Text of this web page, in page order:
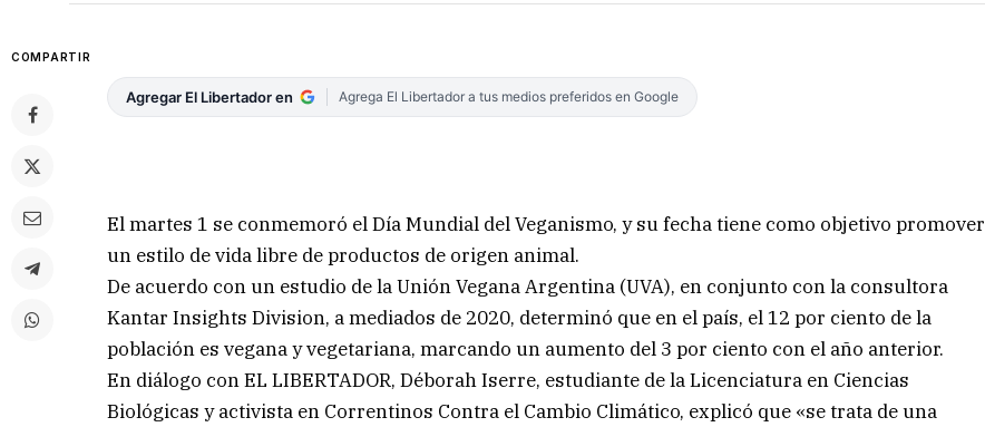
COMPARTIR
Agregar El Libertador en Agrega El Libertador a tus medios preferidos en Google
El martes 1 se conmemoró el Día Mundial del Veganismo, y su fecha tiene como objetivo promover
un estilo de vida libre de productos de origen animal.
De acuerdo con un estudio de la Unión Vegana Argentina (UVA), en conjunto con la consultora
Kantar Insights Division, a mediados de 2020, determinó que en el país, el 12 por ciento de la
población es vegana y vegetariana, marcando un aumento del 3 por ciento con el año anterior.
En diálogo con EL LIBERTADOR, Déborah Iserre, estudiante de la Licenciatura en Ciencias
Biológicas y activista en Correntinos Contra el Cambio Climático, explicó que «se trata de una